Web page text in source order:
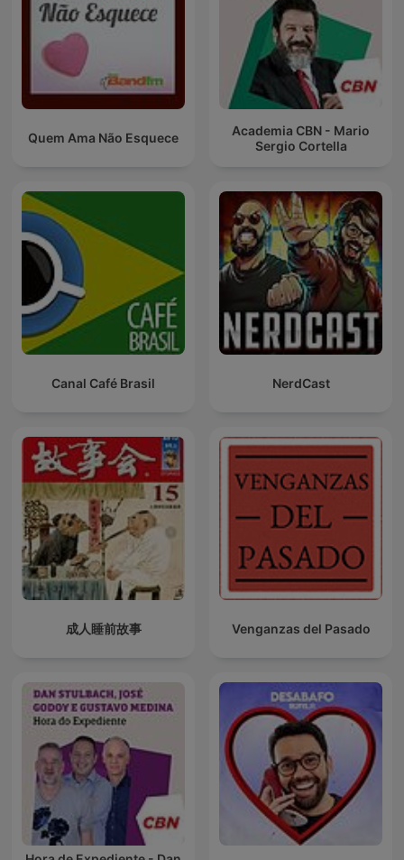
Quem Ama Não Esquece
Academia CBN - Mario
Sergio Cortella
Canal Café Brasil NerdCast
成人睡前故事 Venganzas del Pasado